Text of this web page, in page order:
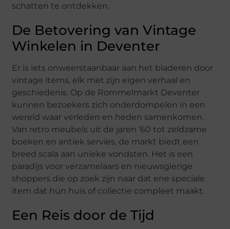
schatten te ontdekken.
De Betovering van Vintage
Winkelen in Deventer
Er is iets onweerstaanbaar aan het bladeren door
vintage items, elk met zijn eigen verhaal en
geschiedenis. Op de Rommelmarkt Deventer
kunnen bezoekers zich onderdompelen in een
wereld waar verleden en heden samenkomen.
Van retro meubels uit de jaren ’60 tot zeldzame
boeken en antiek servies, de markt biedt een
breed scala aan unieke vondsten. Het is een
paradijs voor verzamelaars en nieuwsgierige
shoppers die op zoek zijn naar dat ene speciale
item dat hun huis of collectie compleet maakt.
Een Reis door de Tijd